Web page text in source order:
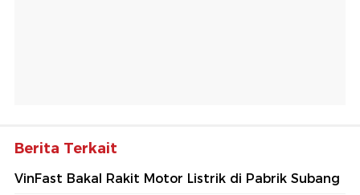
Berita Terkait
VinFast Bakal Rakit Motor Listrik di Pabrik Subang